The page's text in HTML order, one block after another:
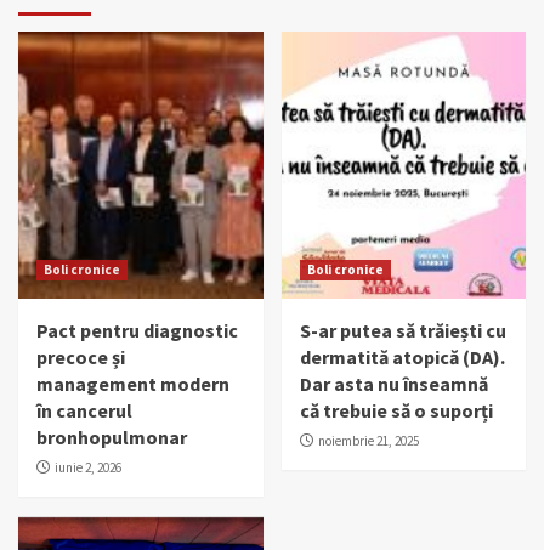
Boli cronice
Pact pentru diagnostic
precoce și
management modern
în cancerul
bronhopulmonar
iunie 2, 2026
Boli cronice
S-ar putea să trăiești cu
dermatită atopică (DA).
Dar asta nu înseamnă
că trebuie să o suporți
noiembrie 21, 2025